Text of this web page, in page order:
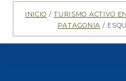
Inicio /Turismo activo
Patagonia /